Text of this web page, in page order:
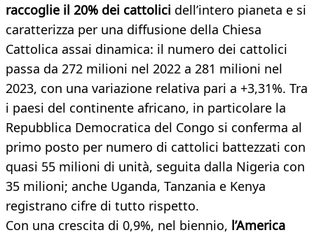
raccoglie il 20% dei cattolici dell’intero pianeta e si
caratterizza per una diffusione della Chiesa
Cattolica assai dinamica: il numero dei cattolici
passa da 272 milioni nel 2022 a 281 milioni nel
2023, con una variazione relativa pari a +3,31%. Tra
i paesi del continente africano, in particolare la
Repubblica Democratica del Congo si conferma al
primo posto per numero di cattolici battezzati con
quasi 55 milioni di unità, seguita dalla Nigeria con
35 milioni; anche Uganda, Tanzania e Kenya
registrano cifre di tutto rispetto.
Con una crescita di 0,9%, nel biennio, l’America